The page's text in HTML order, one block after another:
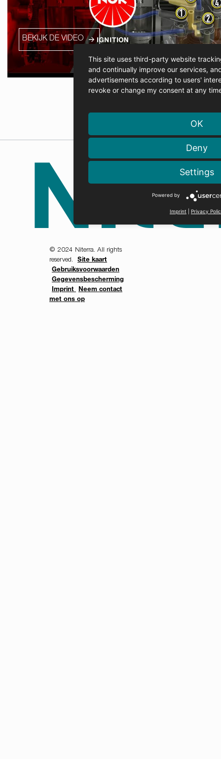
BEKIJK DE VIDEO
© 2024 Niterra. All rights
reserved.
Site kaart
Gebruiksvoorwaarden
Gegevensbescherming
Imprint
Neem contact
met ons op
This site uses third-party website
and continually improve our services,
advertisements according to users'
revoke or change my consent at any
OK
Deny
Settings
Powered by
Imprint Privacy